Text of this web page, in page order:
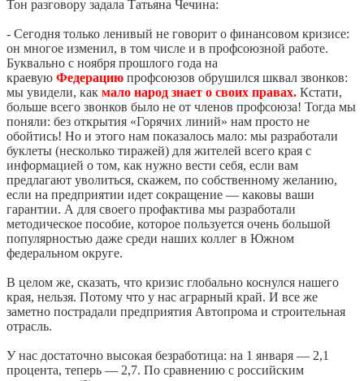
Тон разговору задала Татьяна Чечина:
- Сегодня только ленивый не говорит о финансовом кризисе:
он многое изменил, в том числе и в профсоюзной работе.
Буквально с ноября прошлого года на
краевую Федерацию профсоюзов обрушился шквал звонков:
мы увидели, как мало народ знает о своих правах. Кстати,
больше всего звонков было не от членов профсоюза! Тогда мы
поняли: без открытия «Горячих линий» нам просто не
обойтись! Но и этого нам показалось мало: мы разработали
буклеты (несколько тиражей) для жителей всего края с
информацией о том, как нужно вести себя, если вам
предлагают уволиться, скажем, по собственному желанию,
если на предприятии идет сокращение — каковы ваши
гарантии. А для своего профактива мы разработали
методическое пособие, которое пользуется очень большой
популярностью даже среди наших коллег в Южном
федеральном округе.
В целом же, сказать, что кризис глобально коснулся нашего
края, нельзя. Потому что у нас аграрный край. И все же
заметно пострадали предприятия Автопрома и строительная
отрасль.
У нас достаточно высокая безработица: на 1 января — 2,1
процента, теперь — 2,7. По сравнению с российским